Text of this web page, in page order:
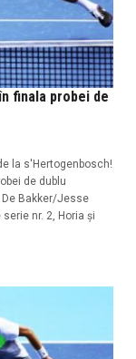
finala probei de
la s'Hertogenbosch!
de dublu
Bakker/Jesse
nr. 2, Horia şi